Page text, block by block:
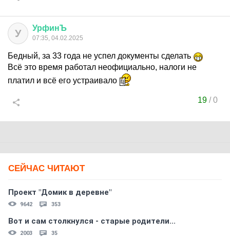
У УрфинЪ
07:35, 04.02.2025
Бедный, за 33 года не успел документы сделать
Всё это время работал неофициально, налоги не
платил и всё его устраивало
19 /0
СЕЙЧАС ЧИТАЮТ
Проект "Домик в деревне"
9642 353
Вот и сам столкнулся - старые родители...
2003 35